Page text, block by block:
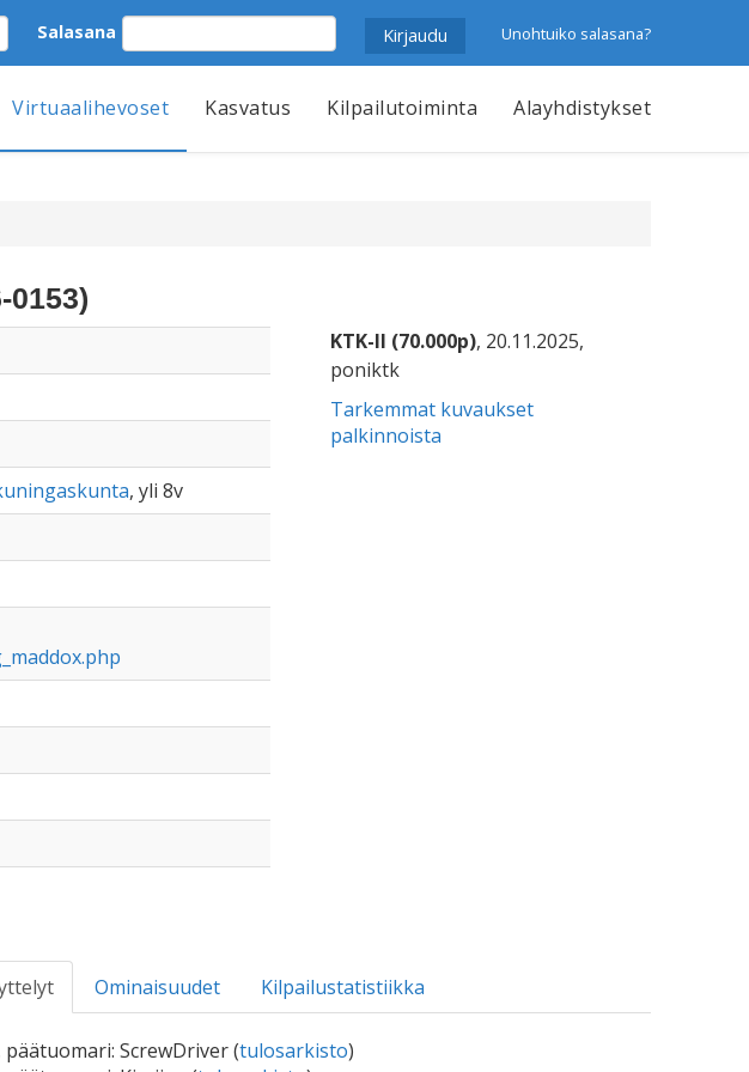
Salasana Unohtuiko salasana?
Virtuaalihevoset Kasvatus Kilpailutoiminta Alayhdistykset
0153)
, yli 8v
KTK-II (70.000p), 20.11.2025,
poniktk
Tarkemmat kuvaukset
palkinnoista
Ominaisuudet Kilpailustatistiikka
päätuomari: ScrewDriver (tulosarkisto)